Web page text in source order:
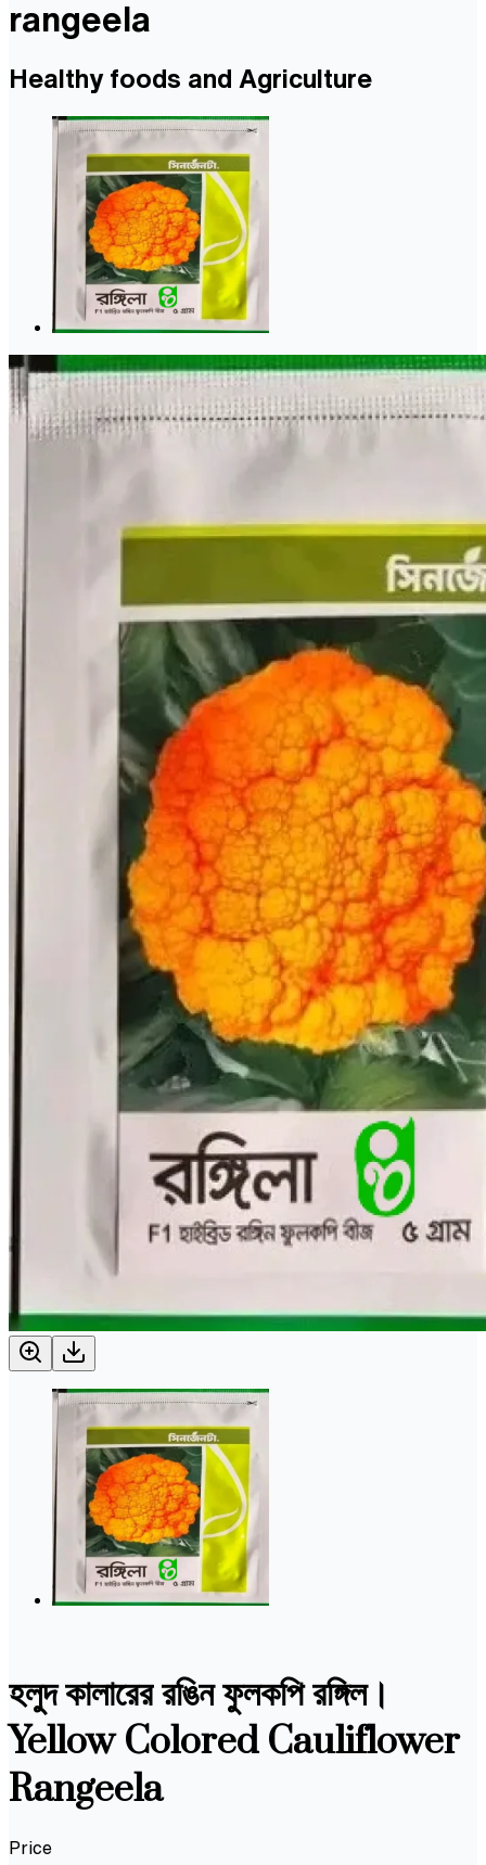
rangeela
Healthy foods and Agriculture
হলুদ কালারের রঙিন ফুলকপি রঙ্গিল।
Yellow Colored Cauliflower
Rangeela
Price